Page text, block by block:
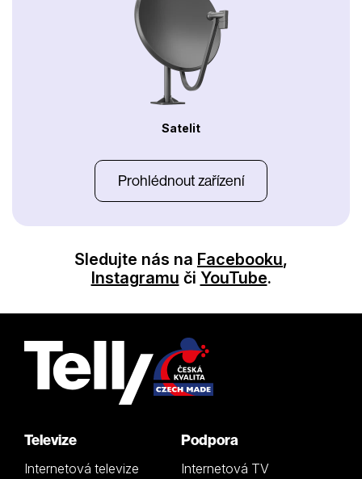
Satelit
Prohlédnout zařízení
Sledujte nás na Facebooku,
Instagramu či YouTube.
Televize
Internetová televize
Podpora
Internetová TV